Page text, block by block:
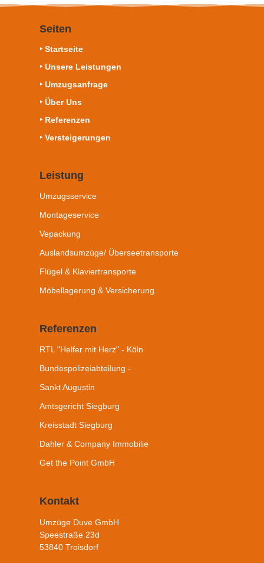
Seiten
‣ Startseite
‣ Unsere Leistungen
‣ Umzugsanfrage
‣ Über Uns
‣ Referenzen
‣ Versteigerungen
Leistung
Umzugsservice
Montageservice
Vepackung
Auslandsumzüge/ Überseetransporte
Flügel & Klaviertransporte
Möbellagerung & Versicherung
Referenzen
RTL "Helfer mit Herz" - Köln
Bundespolizeiabteilung -
Sankt Augustin
Amtsgericht Siegburg
Kreisstadt Siegburg
Dahler & Company Immobilie
Get the Point GmbH
Kontakt
Umzüge Duve GmbH
Speestraße 23d
53840 Troisdorf